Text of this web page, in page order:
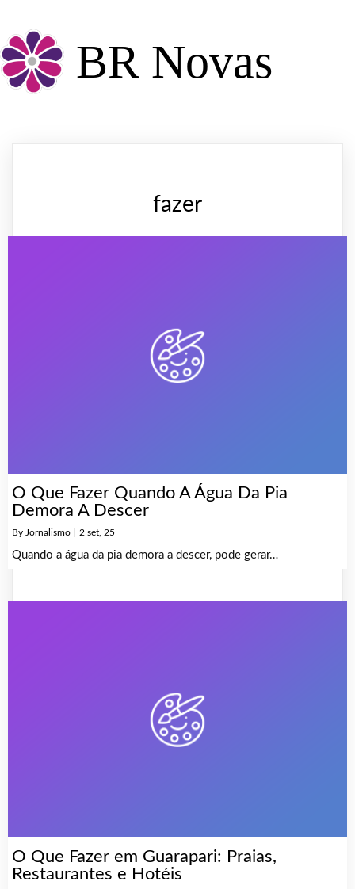
BR Novas
fazer
O Que Fazer Quando A Água Da Pia
Demora A Descer
By Jornalismo 2 set, 25
Quando a água da pia demora a descer, pode gerar…
O Que Fazer em Guarapari: Praias,
Restaurantes e Hotéis